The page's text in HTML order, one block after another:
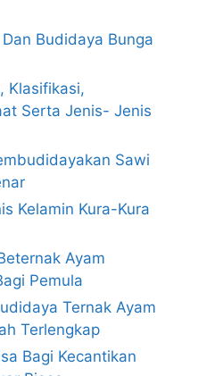
Budidaya Bunga
Klasifikasi,
Serta Jenis- Jenis
Sawi
Kelamin Kura-Kura
Ayam
Pemula
Ternak Ayam
Terlengkap
Bagi Kecantikan